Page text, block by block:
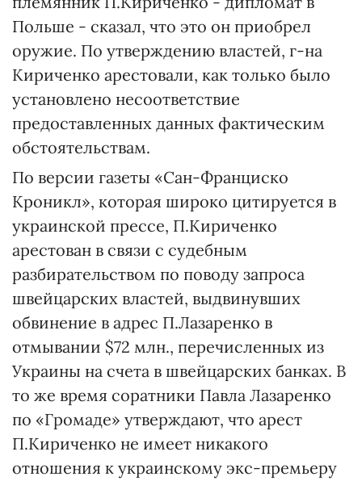
Польше - сказал, что это он приобрел
оружие. По утверждению властей, г-на
Кириченко арестовали, как только было
установлено несоответствие
предоставленных данных фактическим
обстоятельствам.
По версии газеты «Сан-Франциско
Кроникл», которая широко цитируется в
украинской прессе, П.Кириченко
арестован в связи с судебным
разбирательством по поводу запроса
швейцарских властей, выдвинувших
обвинение в адрес П.Лазаренко в
отмывании $72 млн., перечисленных из
Украины на счета в швейцарских банках. В
то же время соратники Павла Лазаренко
по «Громаде» утверждают, что арест
П.Кириченко не имеет никакого
отношения к украинскому экс-премьеру